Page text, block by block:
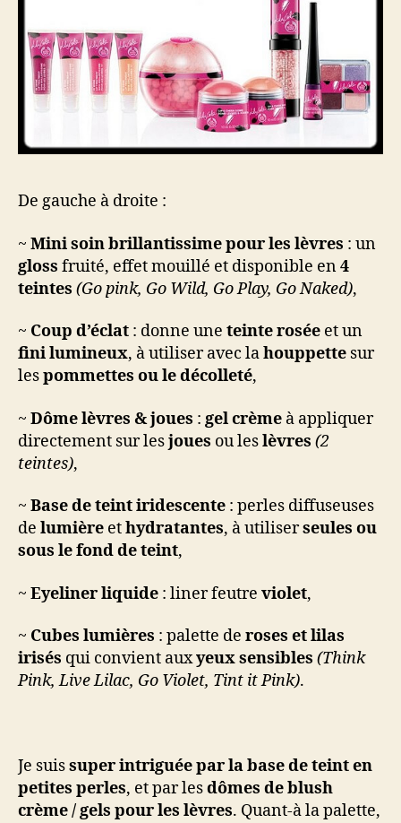
De gauche à droite :
~ Mini soin brillantissime pour les lèvres : un
gloss fruité, effet mouillé et disponible en4
teintes (Go pink, Go Wild, Go Play, Go Naked),
~ Coup d’éclat : donne une teinte rosée et un
fini lumineux, à utiliser avec lahouppette sur
lespommettes ou le décolleté,
~ Dôme lèvres & joues : gel crème à appliquer
directement sur lesjoues ou leslèvres (2
teintes),
~ Base de teint iridescente : perles diffuseuses
de lumière ethydratantes, à utiliserseules ou
sous le fond de teint,
~ Eyeliner liquide : liner feutre violet,
~ Cubes lumières : palette de roses et lilas
irisés qui convient auxyeux sensibles (Think
Pink, Live Lilac, Go Violet, Tint it Pink).
Je suissuper intriguée par la base de teint en
petites perles, et par lesdômes de blush
crème / gels pour les lèvres. Quant-à la palette,